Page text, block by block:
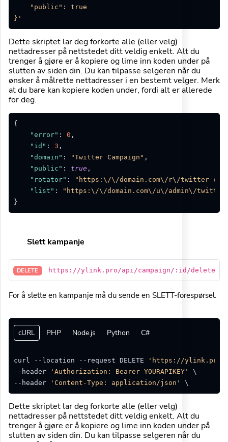
    "public": true
}'
Dette skriptet lar deg forkorte alle (eller velg)
nettadresser på nettstedet ditt veldig enkelt. Alt du
trenger å gjøre er å kopiere og lime inn koden under på
slutten av siden din. Du kan tilpasse selgeren når du
ønsker å målrette nettadresser i en bestemt velger. Merk
at du bare kan kopiere koden under, fordi alt er allerede
for deg.
{
"error" : 0 ,
"id" : 3 ,
"domain" : "Twitter Campaign" ,
"public" : true ,
"rotator" :
"https:\/\/domain.com\/r\/twitter-
"list" :
"https:\/\/domain.com\/u\/admin\/twitter-
}
Slett kampanje
DELETE https://ylink.pro/api/campaign/:id/delete
For å slette en kampanje må du sende en SLETT-forespørsel.
cURL PHP Node.js Python C#
curl --location --request DELETE
'https://ylink.pro/
--header
'Authorization: Bearer YOURAPIKEY'
\
--header
'Content-Type: application/json'
Dette skriptet lar deg forkorte alle (eller velg)
nettadresser på nettstedet ditt veldig enkelt. Alt du
trenger å gjøre er å kopiere og lime inn koden under på
slutten av siden din. Du kan tilpasse selgeren når du